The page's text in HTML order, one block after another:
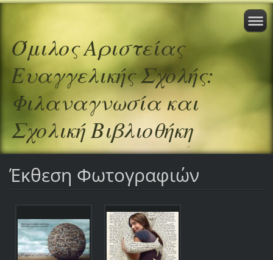
Όμιλος Αριστείας
Ευαγγελικής Σχολής:
Φιλαναγνωσία και
Σχολική Βιβλιοθήκη
Έκθεση Φωτογραφιών